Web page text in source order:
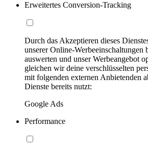
Erweitertes Conversion-Tracking
Durch das Akzeptieren dieses
unserer Online-Werbeeinschaltungen
auswerten und unser Werbeangebot
gleichen wir deine verschlüsselten
mit folgenden externen Anbietenden
Dienste bereits nutzt:
Google Ads
Performance